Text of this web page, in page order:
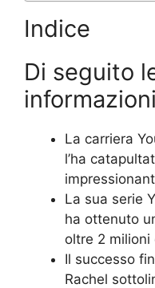
Indice
Di seguito
La carriera
l’ha
La sua serie
ha ottenuto
oltre 2
Il successo
Rachel